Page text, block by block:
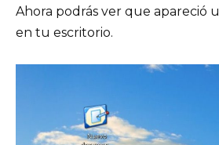
Ahora podrás ver que apareció
en tu escritorio.